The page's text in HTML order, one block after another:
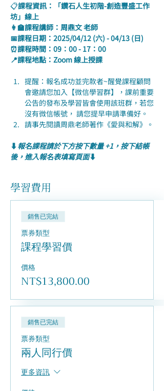
📋課程資訊：「鑽石人生初階-創造豐盛工作
坊」線上
👩‍🏫課程講師：周鼎文 老師
📅課程日期：2025/04/12 (六) - 04/13 (日)
⏰課程時間：09：00 - 17：00
📍課程地點：Zoom 線上授課
提醒：報名成功並完款者~醒覺課程顧問
會邀請您加入【微信學習群】，課前重要
公告的發布及學習皆會使用該班群，若您
沒有微信帳號， 請您提早申請準備好。
請事先閱讀周鼎老師著作《愛與和解》。
⬇️報名課程請於下方按下數量 +1，按下結帳
後，進入報名表填寫頁面⬇️
學習費用
銷售已完結
票券類型
課程學習價
價格
NT$13,800.00
銷售已完結
票券類型
兩人同行價
更多資訊